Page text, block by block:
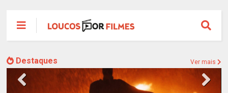
Destaques Ver mais